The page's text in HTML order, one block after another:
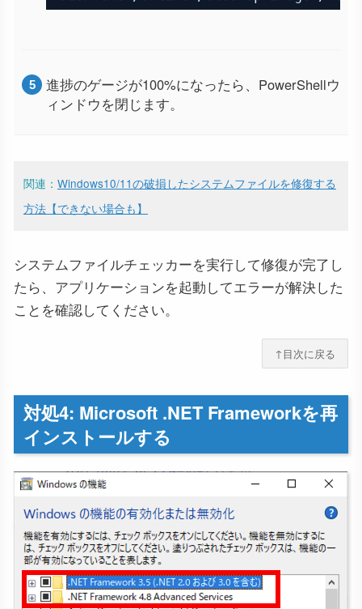
進捗のゲージが100%になったら、PowerShellウ
ィンドウを閉じます。
関連： Windows10/11の破損したシステムファイルを修復する
方法【できない場合も】
システムファイルチェッカーを実行して修復が完了し
たら、アプリケーションを起動してエラーが解決した
ことを確認してください。
↑目次に戻る
対処4: Microsoft .NET Frameworkを再
インストールする